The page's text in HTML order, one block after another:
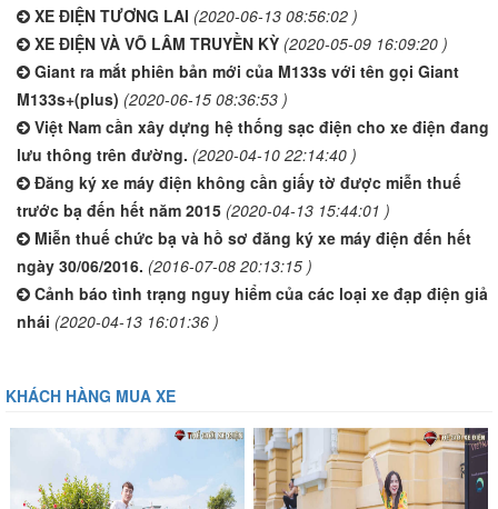
XE ĐIỆN TƯƠNG LAI (2020-06-13 08:56:02 )
XE ĐIỆN VÀ VÕ LÂM TRUYỀN KỲ (2020-05-09 16:09:20 )
Giant ra mắt phiên bản mới của M133s với tên gọi Giant
M133s+(plus) (2020-06-15 08:36:53 )
Việt Nam cần xây dựng hệ thống sạc điện cho xe điện đang
lưu thông trên đường. (2020-04-10 22:14:40 )
Đăng ký xe máy điện không cần giấy tờ được miễn thuế
trước bạ đến hết năm 2015 (2020-04-13 15:44:01 )
Miễn thuế chức bạ và hồ sơ đăng ký xe máy điện đến hết
ngày 30/06/2016. (2016-07-08 20:13:15 )
Cảnh báo tình trạng nguy hiểm của các loại xe đạp điện giả
nhái (2020-04-13 16:01:36 )
KHÁCH HÀNG MUA XE